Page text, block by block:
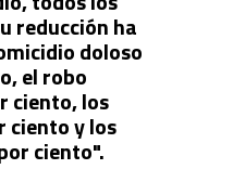
reducción ha
doloso
el robo
ciento, los
ciento y los
ciento".